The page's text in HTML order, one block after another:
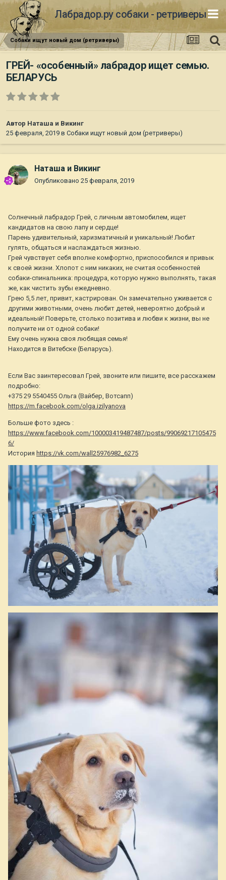
Лабрадор.ру собаки - ретриверы
Собаки ищут новый дом (ретриверы)
ГРЕЙ- «особенный» лабрадор ищет семью.
БЕЛАРУСЬ
Автор Наташа и Викинг
25 февраля, 2019 в Собаки ищут новый дом (ретриверы)
Наташа и Викинг
Опубликовано 25 февраля, 2019
Солнечный лабрадор Грей, с личным автомобилем, ищет
кандидатов на свою лапу и сердце!
Парень удивительный, харизматичный и уникальный! Любит
гулять, общаться и наслаждаться жизнью.
Грей чувствует себя вполне комфортно, приспособился и привык
к своей жизни. Хлопот с ним никаких, не считая особенностей
собаки-спинальника: процедура, которую нужно выполнять, такая
же, как чистить зубы ежедневно.
Грею 5,5 лет, привит, кастрирован. Он замечательно уживается с
другими животными, очень любит детей, невероятно добрый и
идеальный! Поверьте, столько позитива и любви к жизни, вы не
получите ни от одной собаки!
Ему очень нужна своя любящая семья!
Находится в Витебске (Беларусь).
Если Вас заинтересовал Грей, звоните или пишите, все расскажем
подробно:
+375 29 5540455 Ольга (Вайбер, Вотсапп)
https://m.facebook.com/olga.izilyanova
Больше фото здесь :
https://www.facebook.com/100003419487487/posts/99069217105475
6/
История https://vk.com/wall25976982_6275